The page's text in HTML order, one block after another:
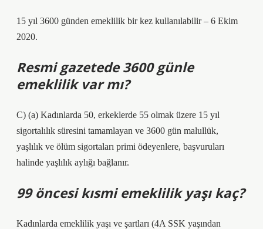
15 yıl 3600 günden emeklilik bir kez kullanılabilir – 6 Ekim
2020.
Resmi gazetede 3600 günle
emeklilik var mı?
C) (a) Kadınlarda 50, erkeklerde 55 olmak üzere 15 yıl
sigortalılık süresini tamamlayan ve 3600 gün malullük,
yaşlılık ve ölüm sigortaları primi ödeyenlere, başvuruları
halinde yaşlılık aylığı bağlanır.
99 öncesi kısmi emeklilik yaşı kaç?
Kadınlarda emeklilik yaşı ve şartları (4A SSK yaşından